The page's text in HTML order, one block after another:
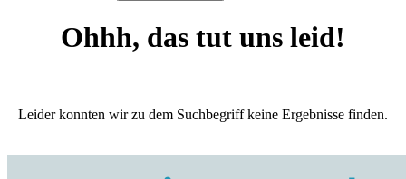
Ohhh, das tut uns leid!
Leider konnten wir zu dem Suchbegriff keine Ergebnisse finden.